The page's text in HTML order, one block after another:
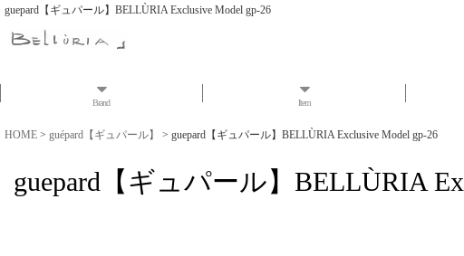
guepard【ギュパール】BELLÙRIA Exclusive Model gp-26
Brand Item
HOME > guépard【ギュパール】 > guepard【ギュパール】BELLÙRIA Exclusive Model gp-26
guepard【ギュパール】BELLÙRIA